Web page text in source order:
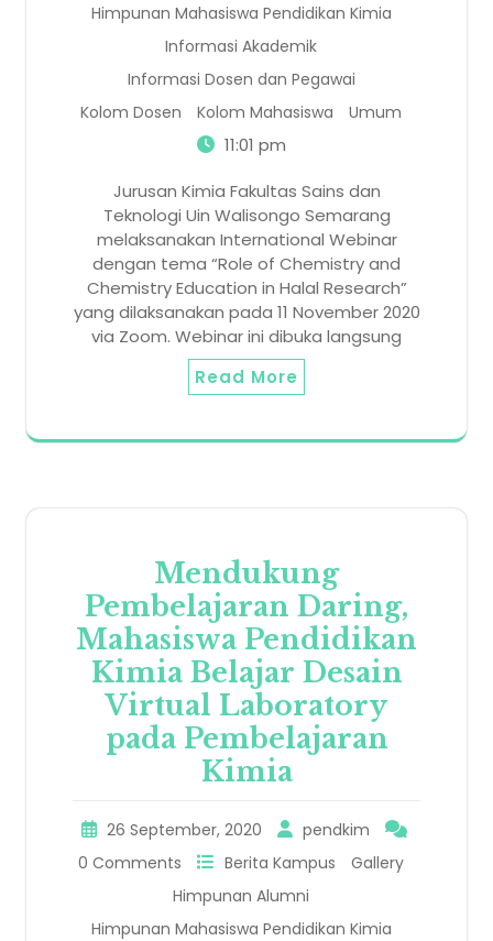
Himpunan Mahasiswa Pendidikan Kimia
Informasi Akademik
Informasi Dosen dan Pegawai
Kolom Dosen
Kolom Mahasiswa Umum
11:01 pm
Jurusan Kimia Fakultas Sains dan
Teknologi Uin Walisongo Semarang
melaksanakan International Webinar
dengan tema “Role of Chemistry and
Chemistry Education in Halal Research”
yang dilaksanakan pada 11 November 2020
via Zoom. Webinar ini dibuka langsung
Read More
Mendukung
Pembelajaran Daring,
Mahasiswa Pendidikan
Kimia Belajar Desain
Virtual Laboratory
pada Pembelajaran
Kimia
26 September, 2020
pendkim
0 Comments
Berita Kampus
Gallery
Himpunan Alumni
Himpunan Mahasiswa Pendidikan Kimia